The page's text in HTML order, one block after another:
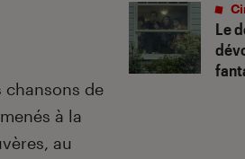
chansons de
à la
au
Le